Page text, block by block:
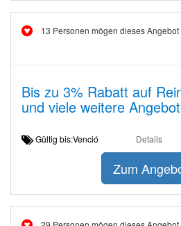
13 Personen mögen dieses Angebot
Bis zu 3% Rabatt auf
und viele weitere
Gültig bis:Venció Details
Zum